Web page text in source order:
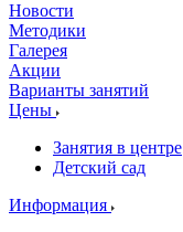
Новости
Методики
Галерея
Акции
Варианты занятий
Цены
Занятия в центре
Детский сад
Информация